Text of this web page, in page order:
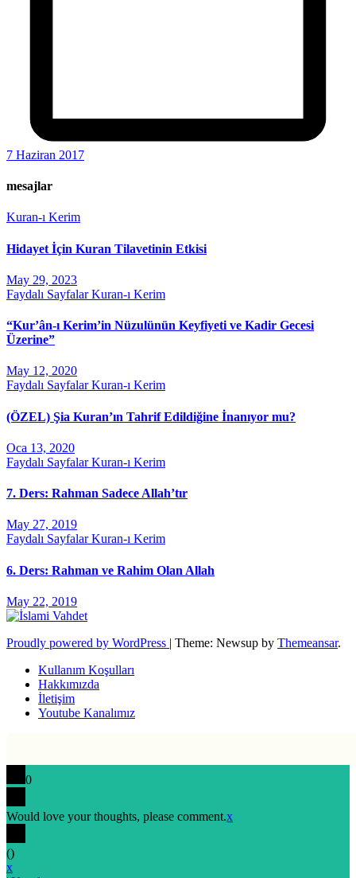
7 Haziran 2017
mesajlar
Kuran-ı Kerim
Hidayet İçin Kuran Tilavetinin Etkisi
May 29, 2023
Faydalı SayfalarKuran-ı Kerim
“Kur’ân-ı Kerim’in Nüzulünün Keyfiyeti ve Kadir Gecesi
Üzerine”
May 12, 2020
Faydalı SayfalarKuran-ı Kerim
(ÖZEL) Şia Kuran’ın Tahrif Edildiğine İnanıyor mu?
Oca 13, 2020
Faydalı SayfalarKuran-ı Kerim
7. Ders: Rahman Sadece Allah’tır
May 27, 2019
Faydalı SayfalarKuran-ı Kerim
6. Ders: Rahman ve Rahim Olan Allah
May 22, 2019
Proudly powered by WordPress | Theme: Newsup by Themeansar.
Kullanım Koşulları
Hakkımızda
İletişim
Youtube Kanalımız
0
Would love your thoughts, please comment.x
()
x